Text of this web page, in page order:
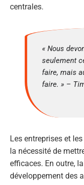
centrales.
« Nous
seulement
faire, mais
faire. » –
Les entreprises et
la nécessité de
efficaces. En outre,
développement des